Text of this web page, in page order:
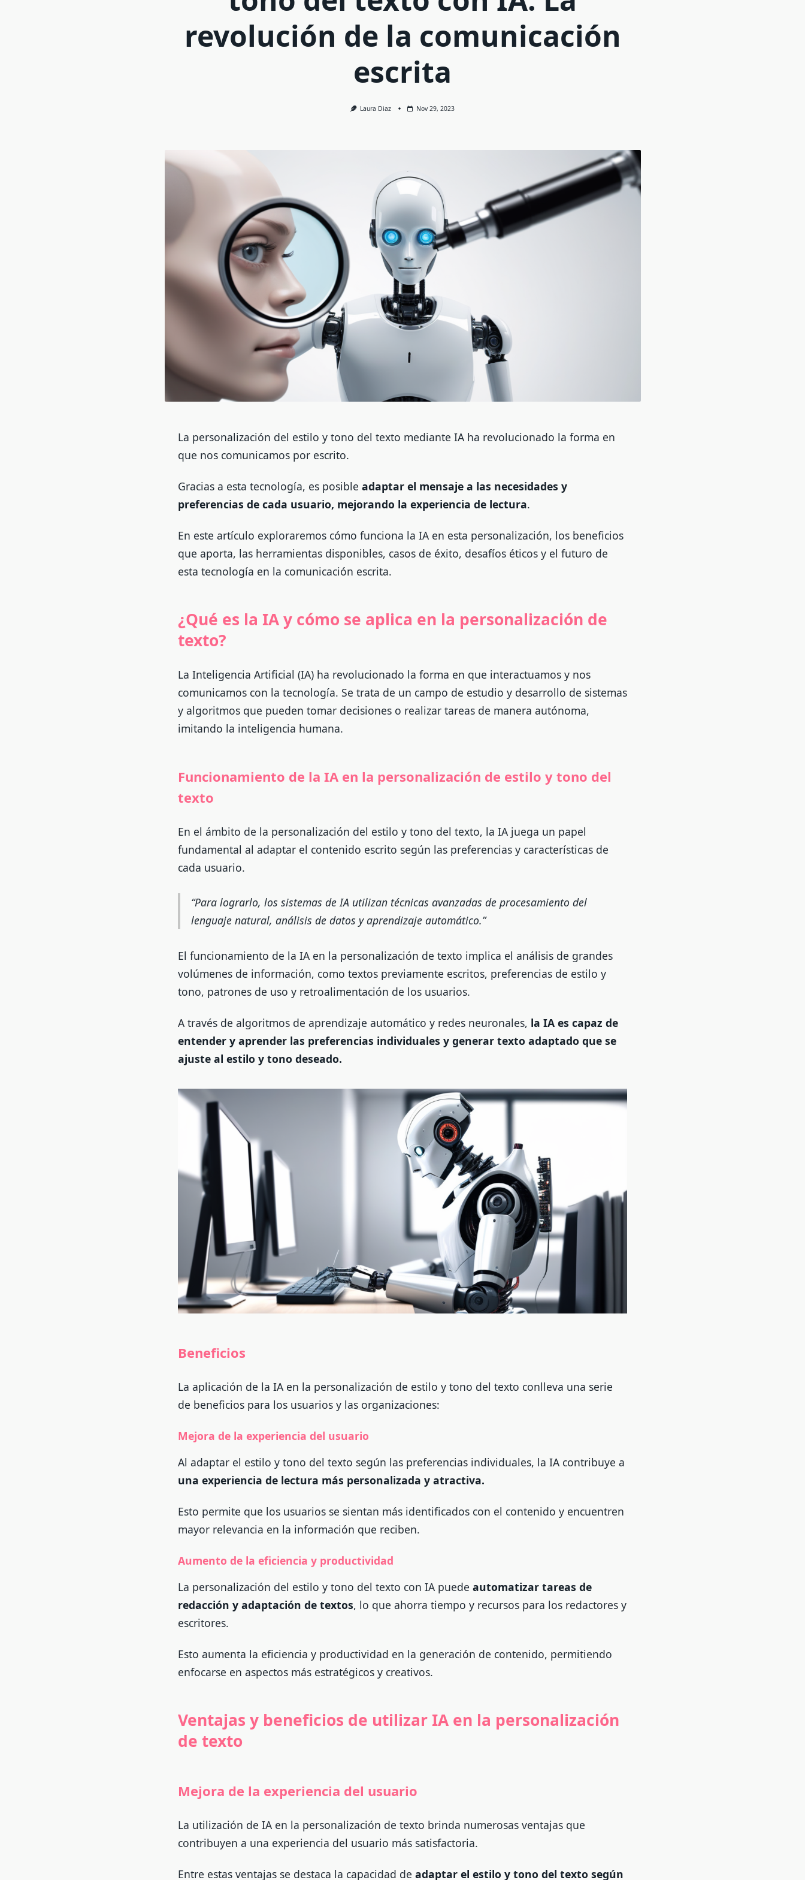
revolución de la comunicación
escrita
Laura Diaz Nov 29, 2023
La personalización del estilo y tono del texto mediante IA ha revolucionado la forma en
que nos comunicamos por escrito.
Gracias a esta tecnología, es posible adaptar el mensaje a las necesidades y
preferencias de cada usuario, mejorando la experiencia de lectura.
En este artículo exploraremos cómo funciona la IA en esta personalización, los beneficios
que aporta, las herramientas disponibles, casos de éxito, desafíos éticos y el futuro de
esta tecnología en la comunicación escrita.
¿Qué es la IA y cómo se aplica en la personalización de
texto?
La Inteligencia Artificial (IA) ha revolucionado la forma en que interactuamos y nos
comunicamos con la tecnología. Se trata de un campo de estudio y desarrollo de sistemas
y algoritmos que pueden tomar decisiones o realizar tareas de manera autónoma,
imitando la inteligencia humana.
Funcionamiento de la IA en la personalización de estilo y tono del
texto
En el ámbito de la personalización del estilo y tono del texto, la IA juega un papel
fundamental al adaptar el contenido escrito según las preferencias y características de
cada usuario.
Para lograrlo, los sistemas de IA utilizan técnicas avanzadas de procesamiento del
lenguaje natural, análisis de datos y aprendizaje automático.
El funcionamiento de la IA en la personalización de texto implica el análisis de grandes
volúmenes de información, como textos previamente escritos, preferencias de estilo y
tono, patrones de uso y retroalimentación de los usuarios.
A través de algoritmos de aprendizaje automático y redes neuronales, la IA es capaz de
entender y aprender las preferencias individuales y generar texto adaptado que se
ajuste al estilo y tono deseado.
Beneficios
La aplicación de la IA en la personalización de estilo y tono del texto conlleva una serie
de beneficios para los usuarios y las organizaciones:
Mejora de la experiencia del usuario
Al adaptar el estilo y tono del texto según las preferencias individuales, la IA contribuye a
una experiencia de lectura más personalizada y atractiva.
Esto permite que los usuarios se sientan más identificados con el contenido y encuentren
mayor relevancia en la información que reciben.
Aumento de la eficiencia y productividad
La personalización del estilo y tono del texto con IA puede automatizar tareas de
redacción y adaptación de textos, lo que ahorra tiempo y recursos para los redactores y
escritores.
Esto aumenta la eficiencia y productividad en la generación de contenido, permitiendo
enfocarse en aspectos más estratégicos y creativos.
Ventajas y beneficios de utilizar IA en la personalización
de texto
Mejora de la experiencia del usuario
La utilización de IA en la personalización de texto brinda numerosas ventajas que
contribuyen a una experiencia del usuario más satisfactoria.
Entre estas ventajas se destaca la capacidad de adaptar el estilo y tono del texto según